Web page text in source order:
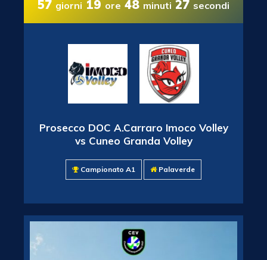
57 giorni 19 ore 48 minuti 26 secondi
Prosecco DOC A.Carraro Imoco Volley
vs Cuneo Granda Volley
Campionato A1 Palaverde